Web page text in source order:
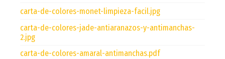
carta-de-colores-monet-limpieza-facil.jpg
carta-de-colores-jade-antiaranazos-y-antimanchas-
2.jpg
carta-de-colores-amaral-antimanchas.pdf